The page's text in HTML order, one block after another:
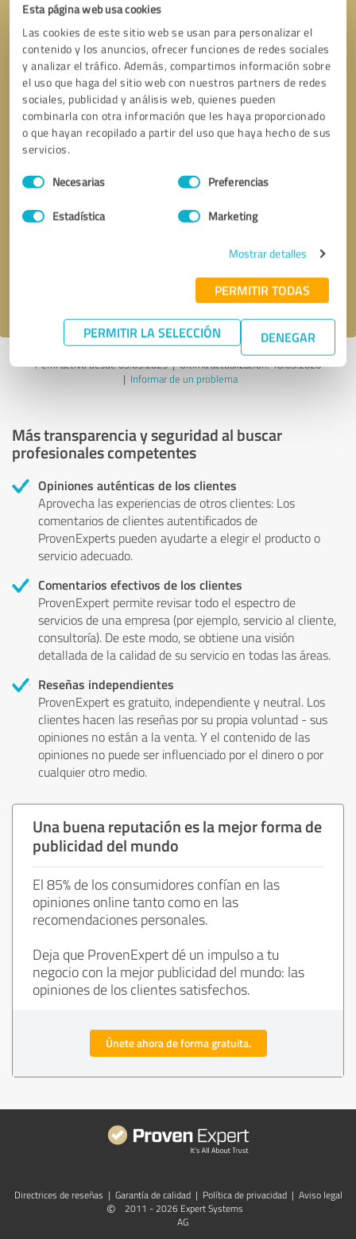
Esta página web usa cookies
Las cookies de este sitio web se usan para personalizar el
contenido y los anuncios, ofrecer funciones de redes sociales
y analizar el tráfico. Además, compartimos información sobre
el uso que haga del sitio web con nuestros partners de redes
sociales, publicidad y análisis web, quienes pueden
combinarla con otra información que les haya proporcionado
o que hayan recopilado a partir del uso que haya hecho de sus
servicios.
Selección
de
Necesarias Preferencias
Estadística Marketing
Mostrar detalles
PERMITIR TODAS
PERMITIR LA SELECCIÓN DENEGAR
Solicitar una llamada * campos obligatorios
Perfil activo desde 09.05.2025 |Última actualización: 18.05.2026
| Informar de un problema
Más transparencia y seguridad al buscar
profesionales competentes
Opiniones auténticas de los clientes
Aprovecha las experiencias de otros clientes: Los
comentarios de clientes autentificados de
ProvenExperts pueden ayudarte a elegir el producto o
servicio adecuado.
Comentarios efectivos de los clientes
ProvenExpert permite revisar todo el espectro de
servicios de una empresa (por ejemplo, servicio al cliente,
consultoría). De este modo, se obtiene una visión
detallada de la calidad de su servicio en todas las áreas.
Reseñas independientes
ProvenExpert es gratuito, independiente y neutral. Los
clientes hacen las reseñas por su propia voluntad - sus
opiniones no están a la venta. Y el contenido de las
opiniones no puede ser influenciado por el dinero o por
cualquier otro medio.
Una buena reputación es la mejor forma de
publicidad del mundo
El 85% de los consumidores confían en las
opiniones online tanto como en las
recomendaciones personales.
Deja que ProvenExpert dé un impulso a tu
negocio con la mejor publicidad del mundo: las
opiniones de los clientes satisfechos.
Únete ahora de forma gratuita.
Directrices de reseñas | Garantía de calidad | Política de privacidad | Aviso legal
©
2011 - 2026 Expert Systems
AG